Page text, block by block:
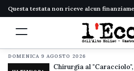
Questa testata non riceve alcun
DOMENICA 9 AGOSTO 2026
Chirurgia al